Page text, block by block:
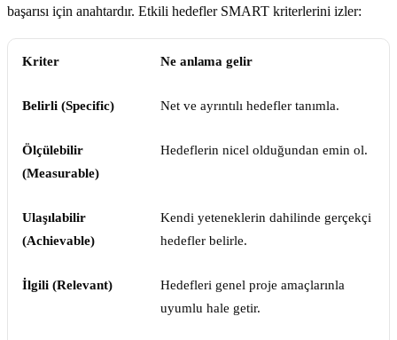
başarısı için anahtardır. Etkili hedefler SMART kriterlerini izler:
Kriter Ne anlama gelir
Belirli (Specific) Net ve ayrıntılı hedefler tanımla.
Ölçülebilir
(Measurable)
Hedeflerin nicel olduğundan emin ol.
Ulaşılabilir
(Achievable)
Kendi yeteneklerin dahilinde gerçekçi
hedefler belirle.
İlgili (Relevant)
Hedefleri genel proje amaçlarınla
uyumlu hale getir.